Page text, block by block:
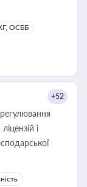
ОСББ
+52
і